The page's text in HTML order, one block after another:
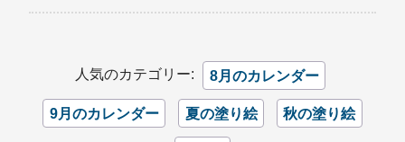
人気のカテゴリー: 8月のカレンダー
9月のカレンダー 夏の塗り絵 秋の塗り絵